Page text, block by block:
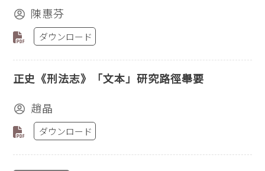
陳惠芬
ダウンロード
正史《刑法志》「文本」研究路徑舉要
趙晶
ダウンロード